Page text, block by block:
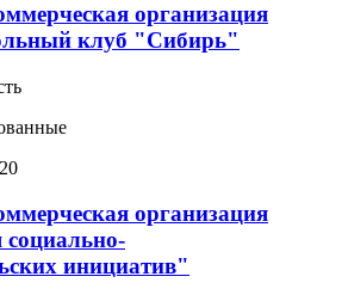
организация
клуб "Сибирь"
организация
инициатив"